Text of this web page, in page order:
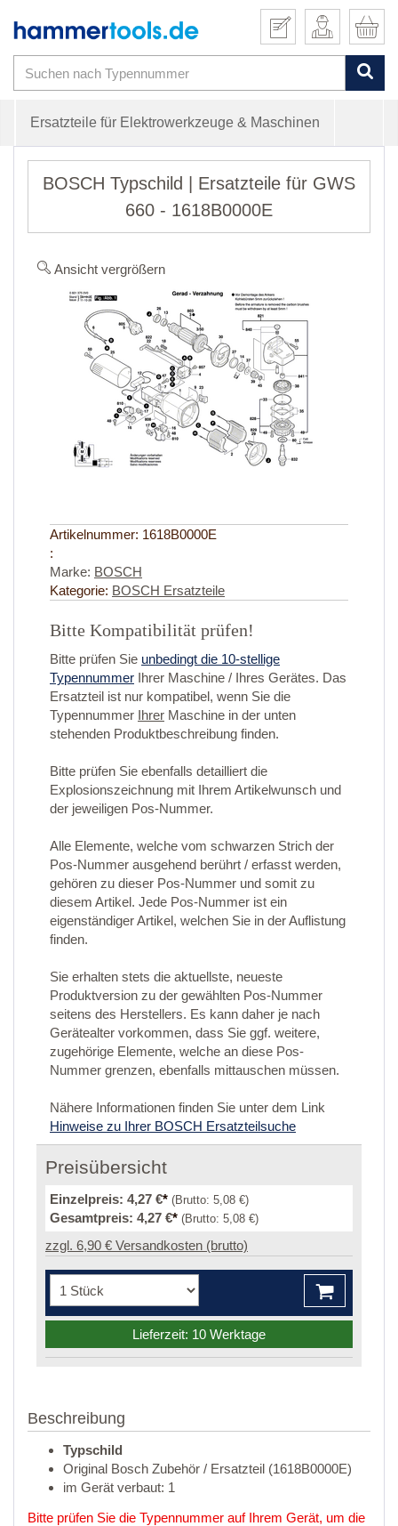
Ersatzteile für Elektrowerkzeuge & Maschinen
BOSCH Typschild | Ersatzteile für GWS
660 - 1618B0000E
Ansicht vergrößern
Artikelnummer: 1618B0000E
:
Marke: BOSCH
Kategorie: BOSCH Ersatzteile
Bitte Kompatibilität prüfen!
Bitte prüfen Sie unbedingt die 10-stellige
Typennummer Ihrer Maschine / Ihres Gerätes. Das
Ersatzteil ist nur kompatibel, wenn Sie die
Typennummer Ihrer Maschine in der unten
stehenden Produktbeschreibung finden.
Bitte prüfen Sie ebenfalls detailliert die
Explosionszeichnung mit Ihrem Artikelwunsch und
der jeweiligen Pos-Nummer.
Alle Elemente, welche vom schwarzen Strich der
Pos-Nummer ausgehend berührt / erfasst werden,
gehören zu dieser Pos-Nummer und somit zu
diesem Artikel. Jede Pos-Nummer ist ein
eigenständiger Artikel, welchen Sie in der Auflistung
finden.
Sie erhalten stets die aktuellste, neueste
Produktversion zu der gewählten Pos-Nummer
seitens des Herstellers. Es kann daher je nach
Gerätealter vorkommen, dass Sie ggf. weitere,
zugehörige Elemente, welche an diese Pos-
Nummer grenzen, ebenfalls mittauschen müssen.
Nähere Informationen finden Sie unter dem Link
Hinweise zu Ihrer BOSCH Ersatzteilsuche
Preisübersicht
Einzelpreis: 4,27 €* (Brutto: 5,08 €)
Gesamtpreis: 4,27 €* (Brutto: 5,08 €)
zzgl. 6,90 € Versandkosten (brutto)
Lieferzeit: 10 Werktage
Beschreibung
Typschild
Original Bosch Zubehör / Ersatzteil (1618B0000E)
im Gerät verbaut: 1
Bitte prüfen Sie die Typennummer auf Ihrem Gerät, um die